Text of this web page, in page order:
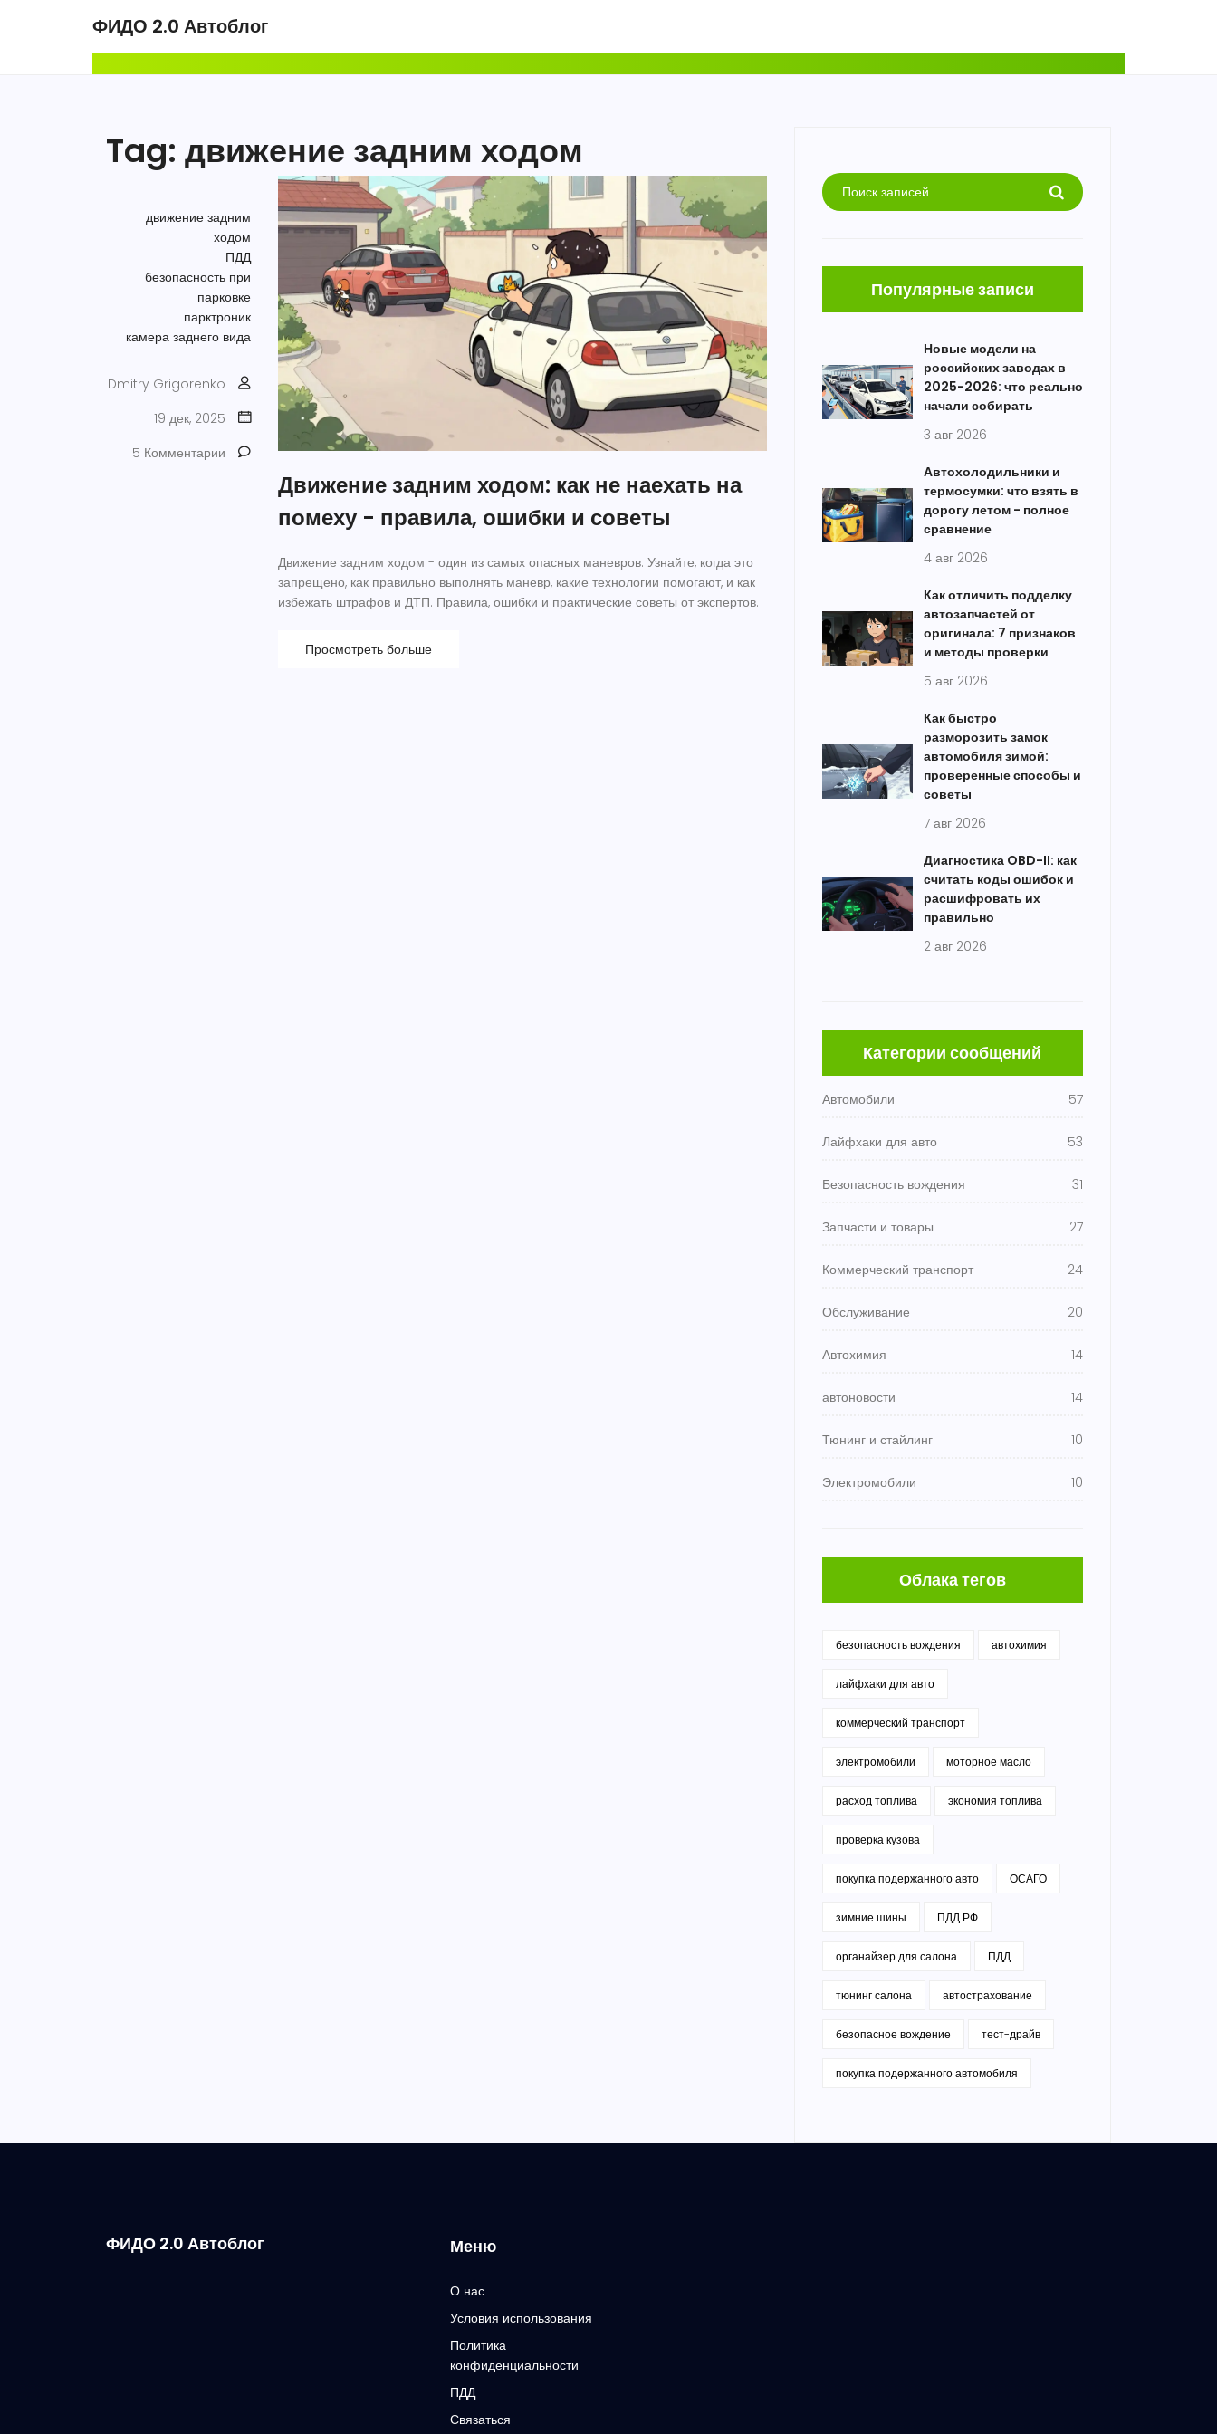
ФИДО 2.0 Автоблог
Tag: движение задним ходом
движение задним
ходом
ПДД
безопасность при
парковке
парктроник
камера заднего вида
Dmitry Grigorenko
19 дек, 2025
5 Комментарии
Движение задним ходом: как не наехать на
помеху - правила, ошибки и советы
Движение задним ходом - один из самых опасных маневров. Узнайте, когда это
запрещено, как правильно выполнять маневр, какие технологии помогают, и как
избежать штрафов и ДТП. Правила, ошибки и практические советы от экспертов.
Просмотреть больше
Популярные записи
Новые модели на
российских заводах в
2025-2026: что реально
начали собирать
3 авг 2026
Автохолодильники и
термосумки: что взять в
дорогу летом - полное
сравнение
4 авг 2026
Как отличить подделку
автозапчастей от
оригинала: 7 признаков
и методы проверки
5 авг 2026
Как быстро
разморозить замок
автомобиля зимой:
проверенные способы и
советы
7 авг 2026
Диагностика OBD-II: как
считать коды ошибок и
расшифровать их
правильно
2 авг 2026
Категории сообщений
Автомобили 57
Лайфхаки для авто 53
Безопасность вождения 31
Запчасти и товары 27
Коммерческий транспорт 24
Обслуживание 20
Автохимия 14
автоновости 14
Тюнинг и стайлинг 10
Электромобили 10
Облака тегов
безопасность вождения автохимия
лайфхаки для авто
коммерческий транспорт
электромобили моторное масло
расход топлива экономия топлива
проверка кузова
покупка подержанного авто ОСАГО
зимние шины ПДД РФ
органайзер для салона ПДД
тюнинг салона автострахование
безопасное вождение тест-драйв
покупка подержанного автомобиля
ФИДО 2.0 Автоблог Меню
О нас
Условия использования
Политика
конфиденциальности
ПДД
Связаться